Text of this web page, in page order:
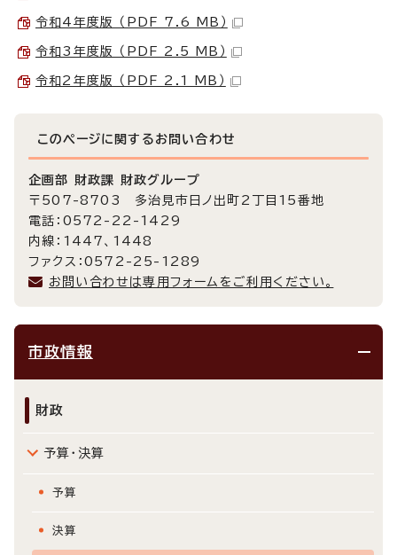
令和4年度版 （PDF 7.6 MB）
令和3年度版 （PDF 2.5 MB）
令和2年度版 （PDF 2.1 MB）
このページに関する お問い合わせ
企画部 財政課 財政グループ
〒507-8703 多治見市日ノ出町2丁目15番地
電話：0572-22-1429
内線：1447、1448
ファクス：0572-25-1289
お問い合わせは専用フォームをご利用ください。
市政情報
財政
予算・決算
予算
決算